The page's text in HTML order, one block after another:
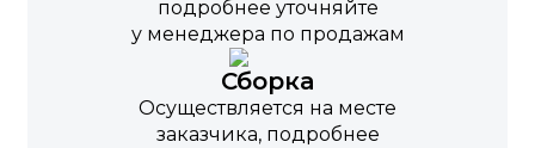
подробнее уточняйте
у менеджера по продажам
Сборка
Осуществляется на месте
заказчика, подробнее